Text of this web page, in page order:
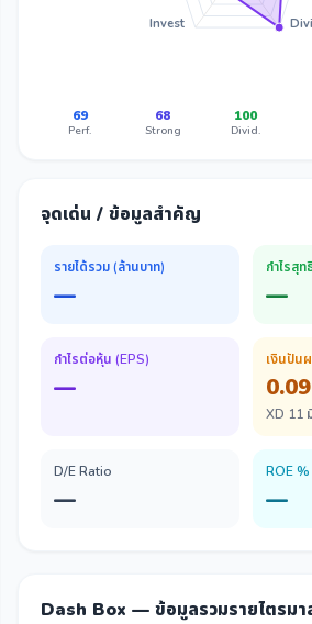
Invest
69
Perf.
68
Strong
100
Divid.
จุดเด่น / ข้อมูลสำคัญ
รายได้รวม (ล้านบาท)
—
กำไรสุท
—
กำไรต่อหุ้น (EPS)
—
เงินปัน
0.09
XD 11
D/E Ratio
—
ROE %
—
Dash Box — ข้อมูลรวมรายไตรมา